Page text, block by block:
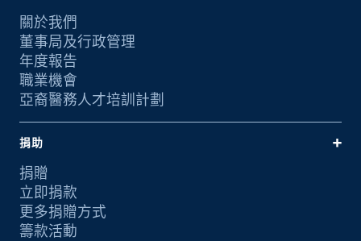
關於我們
董事局及行政管理
年度報告
職業機會
亞裔醫務人才培訓計劃
捐助
捐贈
立即捐款
更多捐贈方式
籌款活動